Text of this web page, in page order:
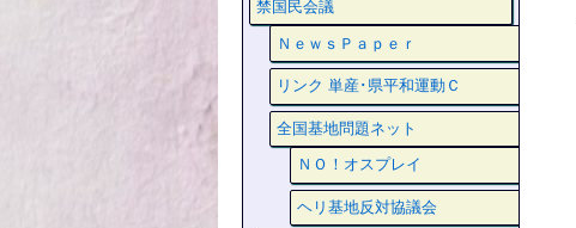
禁国民会議
ＮｅｗｓＰａｐｅｒ
リンク 単産･県平和運動Ｃ
全国基地問題ネット
ＮＯ！オスプレイ
ヘリ基地反対協議会